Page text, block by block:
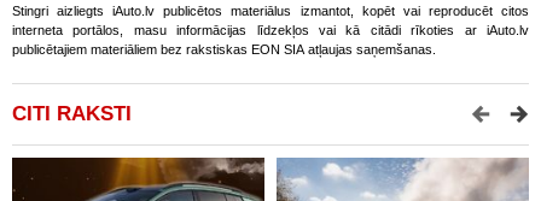
Stingri aizliegts iAuto.lv publicētos materiālus izmantot, kopēt vai reproducēt citos
interneta portālos, masu informācijas līdzekļos vai kā citādi rīkoties ar iAuto.lv
publicētajiem materiāliem bez rakstiskas EON SIA atļaujas saņemšanas.
CITI RAKSTI